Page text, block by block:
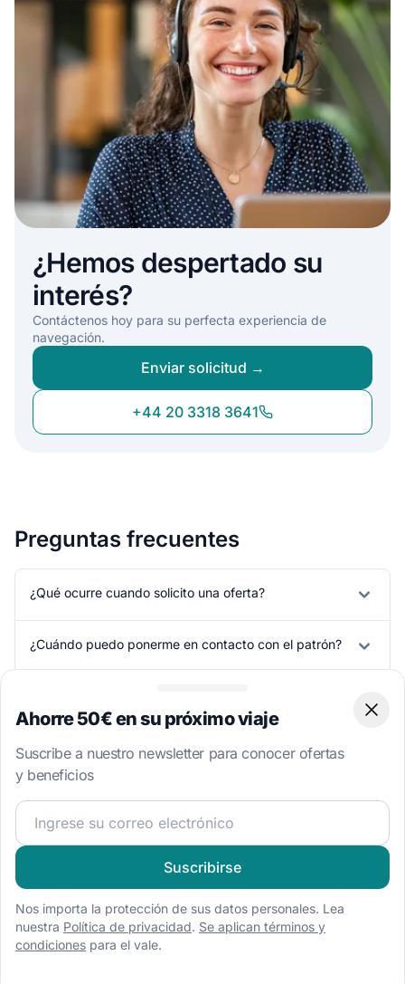
¿Hemos despertado su
interés?
Contáctenos hoy para su perfecta experiencia de
navegación.
Enviar solicitud →
+44 20 3318 3641
Preguntas frecuentes
¿Qué ocurre cuando solicito una oferta?
¿Cuándo puedo ponerme en contacto con el patrón?
¿Hay otros gastos que deba tener en cuenta?
Más Alquiler de Barcos:
Heerenveen
Buscar por Tipo de Barco Destinos Cercanos
Ahorre 50€ en su próximo viaje
Suscribe a nuestro newsletter para conocer ofertas
y beneficios
¡Únete a nuestra comunidad náutica y recibe contenido
Suscribirse
Nos importa la protección de sus datos personales. Lea
nuestra Política de privacidad. Se aplican términos y
condiciones para el vale.